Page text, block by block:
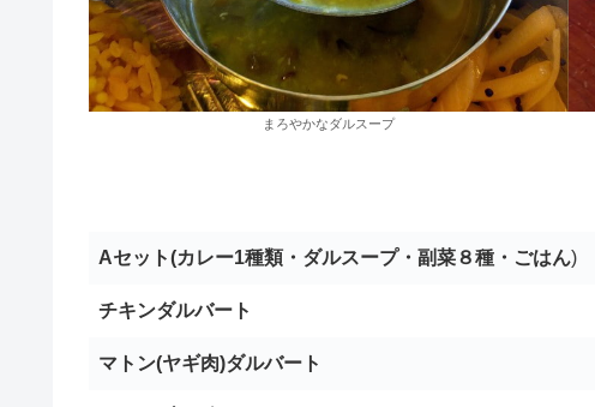
まろやかなダルスープ
Aセット(カレー1種類・ダルスープ・副菜８種・ごはん)
チキンダルバート
マトン(ヤギ肉)ダルバート